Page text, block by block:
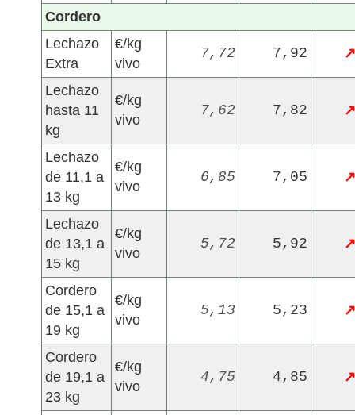
Cordero
Lechazo
Extra
€/kg
vivo
7,72 7,92 ↗
Lechazo
hasta 11
kg
€/kg
vivo
7,62 7,82 ↗
Lechazo
de 11,1 a
13 kg
€/kg
vivo
6,85 7,05 ↗
Lechazo
de 13,1 a
15 kg
€/kg
vivo
5,72 5,92 ↗
Cordero
de 15,1 a
19 kg
€/kg
vivo
5,13 5,23 ↗
Cordero
de 19,1 a
23 kg
€/kg
vivo
4,75 4,85 ↗